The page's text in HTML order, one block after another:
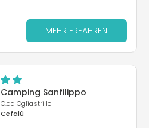
MEHR ERFAHREN
Camping Sanfilippo
C.da Ogliastrillo
Cefalù